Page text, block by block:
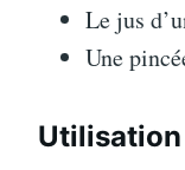
Le jus
Une
Utilisation